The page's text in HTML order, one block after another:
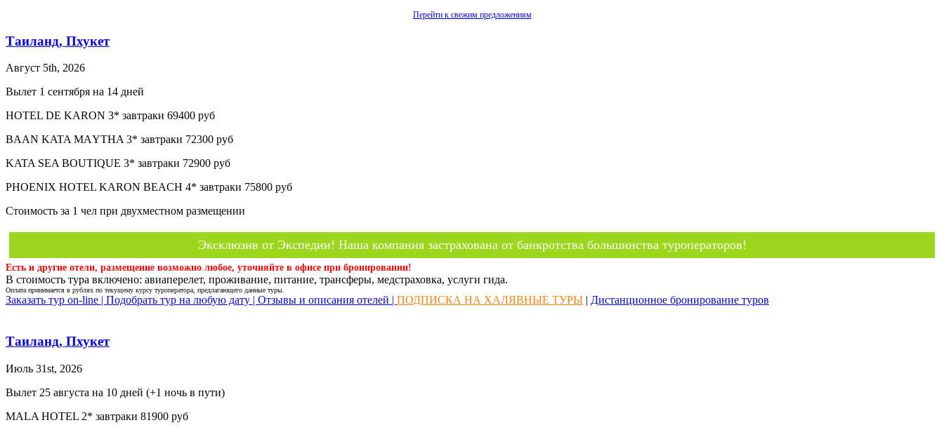
Перейти к свежим предложениям
Таиланд, Пхукет
Август 5th, 2026
Вылет 1 сентября на 14 дней
HOTEL DE KARON 3* завтраки 69400 руб
BAAN KATA MАYTHA 3* завтраки 72300 руб
KATA SEA BOUTIQUE 3* завтраки 72900 руб
PHOENIX HOTEL KARON BEACH 4* завтраки 75800 руб
Стоимость за 1 чел при двухместном размещении
Эксклюзив от Экспедии! Наша компания застрахована от банкротства большинства туроператоров!
Есть и другие отели, размещение возможно любое, уточняйте в офисе при бронировании!
В стоимость тура включено: авиаперелет, проживание, питание, трансферы, медстраховка, услуги гида.
Оплата принимается в рублях по текущему курсу туроператора, предлагающего данные туры.
Заказать тур on-line | Подобрать тур на любую дату | Отзывы и описания отелей | ПОДПИСКА НА ХАЛЯВНЫЕ ТУРЫ | Дистанционное бронирование туров
Таиланд, Пхукет
Июль 31st, 2026
Вылет 25 августа на 10 дней (+1 ночь в пути)
MALA HOTEL 2* завтраки 81900 руб